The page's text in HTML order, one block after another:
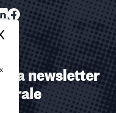
Masquer le
la newsletter